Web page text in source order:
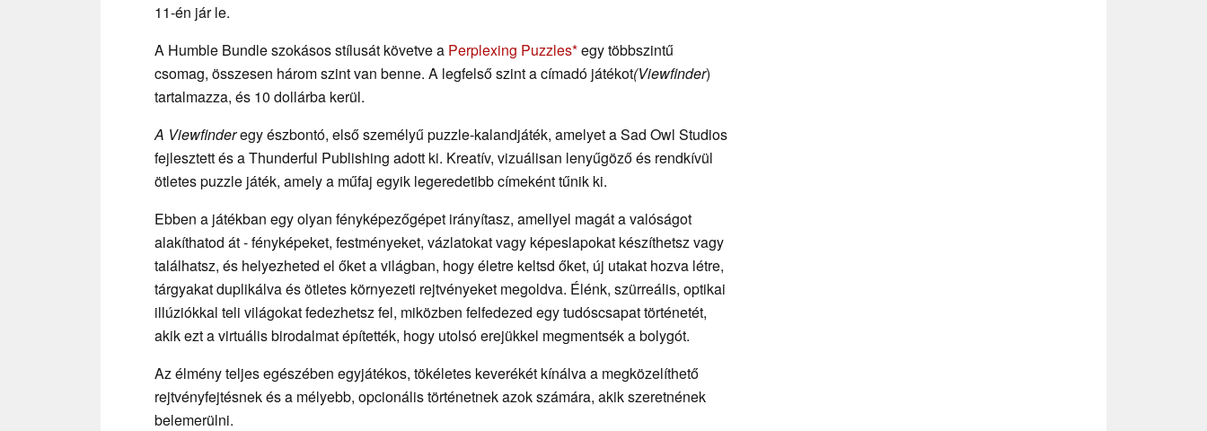
11-én jár le.
A Humble Bundle szokásos stílusát követve a Perplexing Puzzles egy többszintű
csomag, összesen három szint van benne. A legfelső szint a címadó játékot(Viewfinder)
tartalmazza, és 10 dollárba kerül.
A Viewfinderegy észbontó, első személyű puzzle-kalandjáték, amelyet a Sad Owl Studios
fejlesztett és a Thunderful Publishing adott ki. Kreatív, vizuálisan lenyűgöző és rendkívül
ötletes puzzle játék, amely a műfaj egyik legeredetibb címeként tűnik ki.
Ebben a játékban egy olyan fényképezőgépet irányítasz, amellyel magát a valóságot
alakíthatod át - fényképeket, festményeket, vázlatokat vagy képeslapokat készíthetsz vagy
találhatsz, és helyezheted el őket a világban, hogy életre keltsd őket, új utakat hozva létre,
tárgyakat duplikálva és ötletes környezeti rejtvényeket megoldva. Élénk, szürreális, optikai
illúziókkal teli világokat fedezhetsz fel, miközben felfedezed egy tudóscsapat történetét,
akik ezt a virtuális birodalmat építették, hogy utolsó erejükkel megmentsék a bolygót.
Az élmény teljes egészében egyjátékos, tökéletes keverékét kínálva a megközelíthető
rejtvényfejtésnek és a mélyebb, opcionális történetnek azok számára, akik szeretnének
belemerülni.